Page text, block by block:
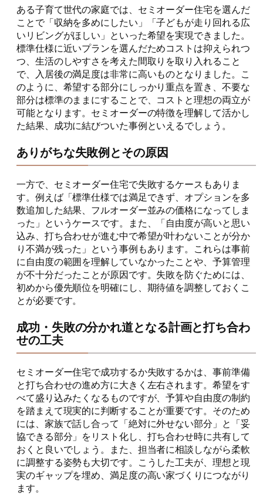
ある子育て世代の家庭では、セミオーダー住宅を選んだ
ことで「収納を多めにしたい」「子どもが走り回れる広
いリビングがほしい」といった希望を実現できました。
標準仕様に近いプランを選んだためコストは抑えられつ
つ、生活のしやすさを考えた間取りを取り入れること
で、入居後の満足度は非常に高いものとなりました。こ
のように、希望する部分にしっかり重点を置き、不要な
部分は標準のままにすることで、コストと理想の両立が
可能となります。セミオーダーの特徴を理解して活かし
た結果、成功に結びついた事例といえるでしょう。
ありがちな失敗例とその原因
一方で、セミオーダー住宅で失敗するケースもありま
す。例えば「標準仕様では満足できず、オプションを多
数追加した結果、フルオーダー並みの価格になってしま
った」というケースです。また、「自由度が高いと思い
込み、打ち合わせが進む中で希望が叶わないことが分か
り不満が残った」という事例もあります。これらは事前
に自由度の範囲を理解していなかったことや、予算管理
が不十分だったことが原因です。失敗を防ぐためには、
初めから優先順位を明確にし、期待値を調整しておくこ
とが必要です。
成功・失敗の分かれ道となる計画と打ち合わ
せの工夫
セミオーダー住宅で成功するか失敗するかは、事前準備
と打ち合わせの進め方に大きく左右されます。希望をす
べて盛り込みたくなるものですが、予算や自由度の制約
を踏まえて現実的に判断することが重要です。そのため
には、家族で話し合って「絶対に外せない部分」と「妥
協できる部分」をリスト化し、打ち合わせ時に共有して
おくと良いでしょう。また、担当者に相談しながら柔軟
に調整する姿勢も大切です。こうした工夫が、理想と現
実のギャップを埋め、満足度の高い家づくりにつながり
ます。